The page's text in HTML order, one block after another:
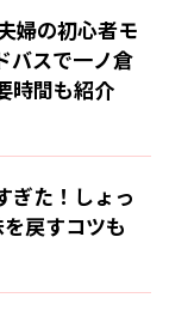
婦の初心者モ
バスで一ノ倉
時間も紹介
ぎた！しょっ
戻すコツも